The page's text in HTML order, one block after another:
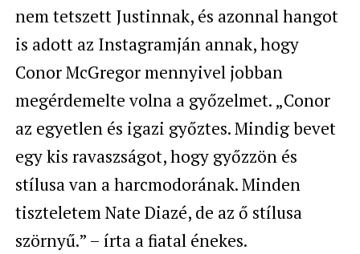
nem tetszett Justinnak, és azonnal hangot
is adott az Instagramján annak, hogy
Conor McGregor mennyivel jobban
megérdemelte volna a győzelmet. „Conor
az egyetlen és igazi győztes. Mindig bevet
egy kis ravaszságot, hogy győzzön és
stílusa van a harcmodorának. Minden
tiszteletem Nate Diazé, de az ő stílusa
szörnyű.” – írta a fiatal énekes.